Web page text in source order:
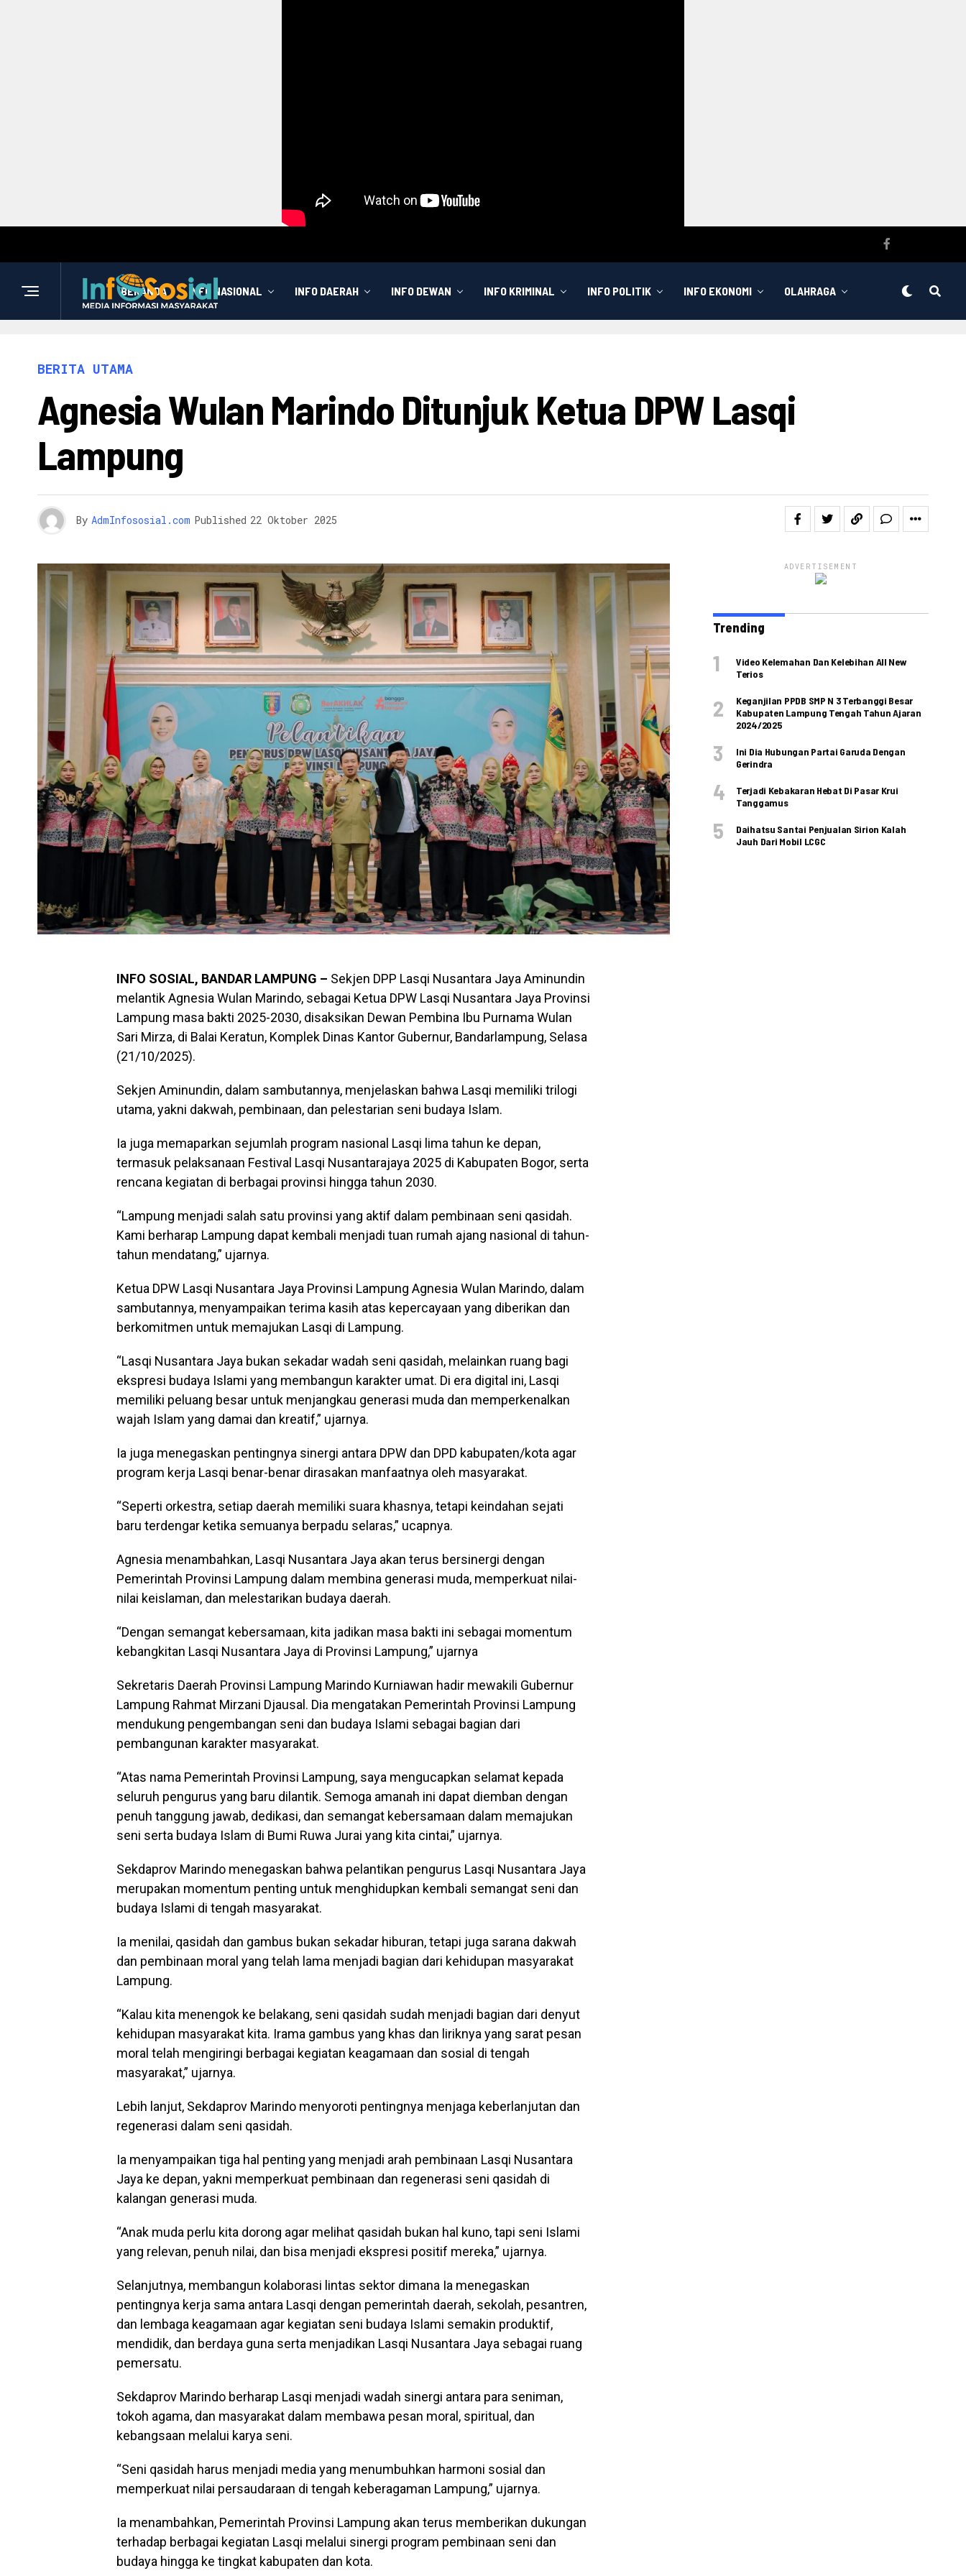
BERANDA INFO NASIONAL INFO DAERAH INFO DEWAN INFO KRIMINAL INFO POLITIK INFO EKONOMI OLAHRAGA
BERITA UTAMA
Agnesia Wulan Marindo Ditunjuk Ketua DPW Lasqi
Lampung
By AdmInfososial.com Published 22 Oktober 2025
INFO SOSIAL, BANDAR LAMPUNG – Sekjen DPP Lasqi Nusantara Jaya Aminundin
melantik Agnesia Wulan Marindo, sebagai Ketua DPW Lasqi Nusantara Jaya Provinsi
Lampung masa bakti 2025-2030, disaksikan Dewan Pembina Ibu Purnama Wulan
Sari Mirza, di Balai Keratun, Komplek Dinas Kantor Gubernur, Bandarlampung, Selasa
(21/10/2025).
Sekjen Aminundin, dalam sambutannya, menjelaskan bahwa Lasqi memiliki trilogi
utama, yakni dakwah, pembinaan, dan pelestarian seni budaya Islam.
Ia juga memaparkan sejumlah program nasional Lasqi lima tahun ke depan,
termasuk pelaksanaan Festival Lasqi Nusantarajaya 2025 di Kabupaten Bogor, serta
rencana kegiatan di berbagai provinsi hingga tahun 2030.
“Lampung menjadi salah satu provinsi yang aktif dalam pembinaan seni qasidah.
Kami berharap Lampung dapat kembali menjadi tuan rumah ajang nasional di tahun-
tahun mendatang,” ujarnya.
Ketua DPW Lasqi Nusantara Jaya Provinsi Lampung Agnesia Wulan Marindo, dalam
sambutannya, menyampaikan terima kasih atas kepercayaan yang diberikan dan
berkomitmen untuk memajukan Lasqi di Lampung.
“Lasqi Nusantara Jaya bukan sekadar wadah seni qasidah, melainkan ruang bagi
ekspresi budaya Islami yang membangun karakter umat. Di era digital ini, Lasqi
memiliki peluang besar untuk menjangkau generasi muda dan memperkenalkan
wajah Islam yang damai dan kreatif,” ujarnya.
Ia juga menegaskan pentingnya sinergi antara DPW dan DPD kabupaten/kota agar
program kerja Lasqi benar-benar dirasakan manfaatnya oleh masyarakat.
“Seperti orkestra, setiap daerah memiliki suara khasnya, tetapi keindahan sejati
baru terdengar ketika semuanya berpadu selaras,” ucapnya.
Agnesia menambahkan, Lasqi Nusantara Jaya akan terus bersinergi dengan
Pemerintah Provinsi Lampung dalam membina generasi muda, memperkuat nilai-
nilai keislaman, dan melestarikan budaya daerah.
“Dengan semangat kebersamaan, kita jadikan masa bakti ini sebagai momentum
kebangkitan Lasqi Nusantara Jaya di Provinsi Lampung,” ujarnya
Sekretaris Daerah Provinsi Lampung Marindo Kurniawan hadir mewakili Gubernur
Lampung Rahmat Mirzani Djausal. Dia mengatakan Pemerintah Provinsi Lampung
mendukung pengembangan seni dan budaya Islami sebagai bagian dari
pembangunan karakter masyarakat.
“Atas nama Pemerintah Provinsi Lampung, saya mengucapkan selamat kepada
seluruh pengurus yang baru dilantik. Semoga amanah ini dapat diemban dengan
penuh tanggung jawab, dedikasi, dan semangat kebersamaan dalam memajukan
seni serta budaya Islam di Bumi Ruwa Jurai yang kita cintai,” ujarnya.
Sekdaprov Marindo menegaskan bahwa pelantikan pengurus Lasqi Nusantara Jaya
merupakan momentum penting untuk menghidupkan kembali semangat seni dan
budaya Islami di tengah masyarakat.
Ia menilai, qasidah dan gambus bukan sekadar hiburan, tetapi juga sarana dakwah
dan pembinaan moral yang telah lama menjadi bagian dari kehidupan masyarakat
Lampung.
“Kalau kita menengok ke belakang, seni qasidah sudah menjadi bagian dari denyut
kehidupan masyarakat kita. Irama gambus yang khas dan liriknya yang sarat pesan
moral telah mengiringi berbagai kegiatan keagamaan dan sosial di tengah
masyarakat,” ujarnya.
Lebih lanjut, Sekdaprov Marindo menyoroti pentingnya menjaga keberlanjutan dan
regenerasi dalam seni qasidah.
Ia menyampaikan tiga hal penting yang menjadi arah pembinaan Lasqi Nusantara
Jaya ke depan, yakni memperkuat pembinaan dan regenerasi seni qasidah di
kalangan generasi muda.
“Anak muda perlu kita dorong agar melihat qasidah bukan hal kuno, tapi seni Islami
yang relevan, penuh nilai, dan bisa menjadi ekspresi positif mereka,” ujarnya.
Selanjutnya, membangun kolaborasi lintas sektor dimana Ia menegaskan
pentingnya kerja sama antara Lasqi dengan pemerintah daerah, sekolah, pesantren,
dan lembaga keagamaan agar kegiatan seni budaya Islami semakin produktif,
mendidik, dan berdaya guna serta menjadikan Lasqi Nusantara Jaya sebagai ruang
pemersatu.
Sekdaprov Marindo berharap Lasqi menjadi wadah sinergi antara para seniman,
tokoh agama, dan masyarakat dalam membawa pesan moral, spiritual, dan
kebangsaan melalui karya seni.
“Seni qasidah harus menjadi media yang menumbuhkan harmoni sosial dan
memperkuat nilai persaudaraan di tengah keberagaman Lampung,” ujarnya.
Ia menambahkan, Pemerintah Provinsi Lampung akan terus memberikan dukungan
terhadap berbagai kegiatan Lasqi melalui sinergi program pembinaan seni dan
budaya hingga ke tingkat kabupaten dan kota.
ADVERTISEMENT
Trending
Video Kelemahan Dan Kelebihan All New
Terios
Keganjilan PPDB SMP N 3 Terbanggi Besar
Kabupaten Lampung Tengah Tahun Ajaran
2024/2025
Ini Dia Hubungan Partai Garuda Dengan
Gerindra
Terjadi Kebakaran Hebat Di Pasar Krui
Tanggamus
Daihatsu Santai Penjualan Sirion Kalah
Jauh Dari Mobil LCGC